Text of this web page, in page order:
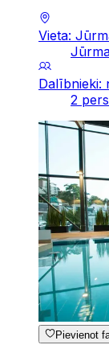
Vieta:
Dalībnieki:
2
Pievienot